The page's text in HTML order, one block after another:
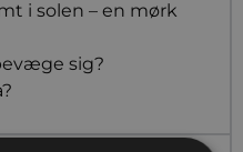
i solen – en mørk
sig?